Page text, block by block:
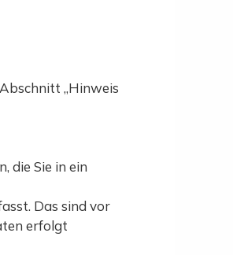
„Hinweis
die Sie in ein
Das sind vor
erfolgt